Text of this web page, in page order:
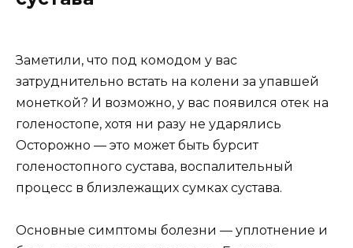
Заметили, что под комодом у вас
затруднительно встать на колени за упавшей
монеткой? И возможно, у вас появился отек на
голеностопе, хотя ни разу не ударялись
Осторожно — это может быть бурсит
голеностопного сустава, воспалительный
процесс в близлежащих сумках сустава.
Основные симптомы болезни — уплотнение и